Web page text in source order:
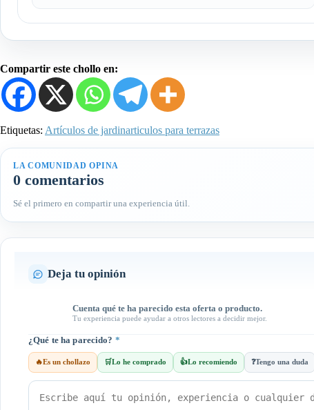
Compartir este chollo en:
Etiquetas: Artículos de jardinarticulos para terrazas
LA COMUNIDAD OPINA
0 comentarios
Sé el primero en compartir una experiencia útil.
Deja tu opinión
Cuenta qué te ha parecido esta oferta o producto.
Tu experiencia puede ayudar a otros lectores a decidir mejor.
¿Qué te ha parecido? *
🔥Es un chollazo 🛒Lo he comprado 👍Lo recomiendo ❓Tengo una duda